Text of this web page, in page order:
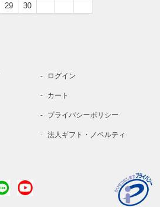
29 30
ログイン
カート
プライバシーポリシー
法人ギフト・ノベルティ